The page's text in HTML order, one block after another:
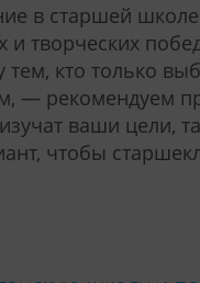
в старшей
и творческих
тем, кто только
— рекомендуем
ваши цели,
чтобы